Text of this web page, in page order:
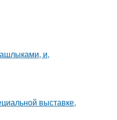
и,
выставке,